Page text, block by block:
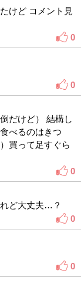
けど コメント見
0
0
だけど） 結構し
べるのはきつ
買って足すぐら
0
ど大丈夫…？
0
0